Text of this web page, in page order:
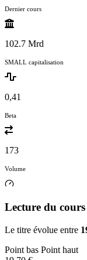
Dernier cours
102.7 Mrd
SMALL capitalisation
0,41
Beta
173
Volume
Lecture du cours
Le titre évolue entre
Point bas Point haut